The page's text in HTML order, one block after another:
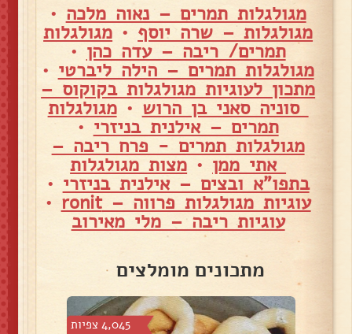
מגולגלות תמרים – נאוה מלכה •
מגולגלות – שרה יוסף • מגולגלות
תמרים/ ריבה – עדה כהן •
מגולגלות תמרים – הילה ליברטי •
מתכון לעוגיות מגולגלות בקוקוס –
סוניה סאני בן הרוש •מגולגלות
תמרים – אילנית בניזרי •
מגולגלות תמרים - פרח ריבה –
אתי ממן • מצות מגולגלות
בתפו"א ובצים – אילנית בניזרי •
עוגיות מגולגלות פרווה – ronit •
עוגיות ריבה – מלי מאירוב
מתכונים מומלצים
4,045 צפיות